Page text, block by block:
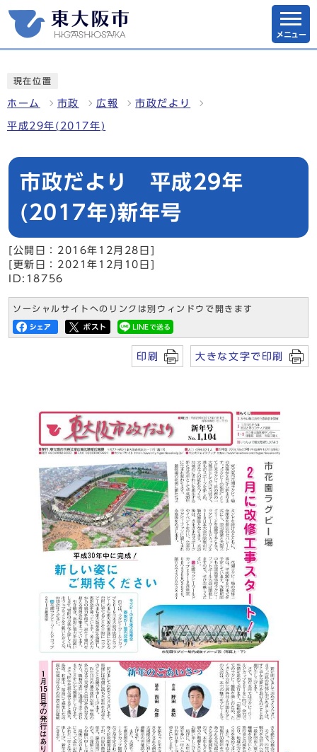
メニュー
現在位置
ホーム 市政 広報 市政だより
平成29年(2017年)
市政だより 平成29年
(2017年)新年号
[公開日：2016年12月28日]
[更新日：2021年12月10日]
ID:18756
ソーシャルサイトへのリンクは別ウィンドウで開きます
印刷 大きな文字で印刷